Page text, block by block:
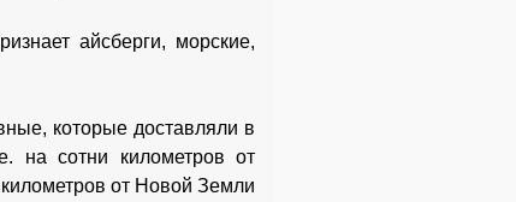
айсберги, морские,
которые доставляли в
на сотни километров от
от Новой Земли